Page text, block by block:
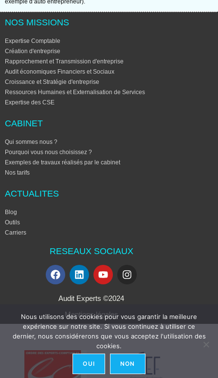
exemple d’auto entrepreneur).
NOS MISSIONS
Expertise Comptable
Création d'entreprise
Rapprochement et Transmission d'entreprise
Audit économiques Financiers et Sociaux
Croissance et Stratégie d'entreprise
Ressources Humaines et Externalisation de Services
Expertise des CSE
CABINET
Qui sommes nous ?
Pourquoi vous nous choisissez ?
Exemples de travaux réalisés par le cabinet
Nos tarifs
ACTUALITES
Blog
Outils
Carriers
RESEAUX SOCIAUX
Audit Experts ©2024
Mentions légales
Nous utilisons des cookies pour vous garantir la meilleure
expérience sur notre site. Si vous continuez à utiliser ce
dernier, nous considérerons que vous acceptez l'utilisation des
cookies.
OUI NON